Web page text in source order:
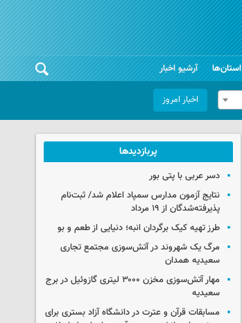
استان‌ها آرشیو اخبار
اخبار امروز
پربازدیدها
دسر عربی با پتی بور
نتایج آزمون مدارس سمپاد اعلام شد/ ثبت‌نام
پذیرفته‌شدگان از ۱۹ مرداد
طرز تهیه کیک برگردان انبه؛ دنیایی از طعم و بو
مرگ یک شهروند در آتش‌سوزی مجتمع تجاری
سعیدیه همدان
مهار آتش‌سوزی مخزن ۳۰۰۰ لیتری گازوئیل در برج
سعیدیه
مسابقات قرآن و عترت در دانشگاه آزاد بستری برای